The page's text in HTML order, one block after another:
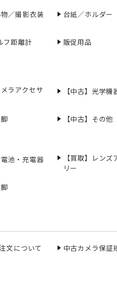
／撮影衣装
台紙／ホルダー
フ距離計 販促用品
ラアクセサ 【中古】光学機
【中古】その他
池・充電器
【買取】レンズ
リー
文について 中古カメラ保証